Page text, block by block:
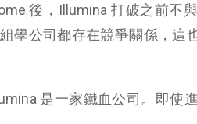
後，Illumina 打破之前不
學公司都存在競爭關係，這
是一家鐵血公司。即使